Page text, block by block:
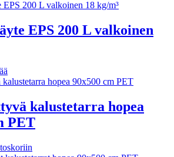
EPS 200 L valkoinen
kalustetarra hopea
PET